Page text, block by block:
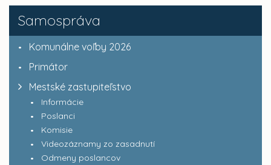
Samospráva
Komunálne voľby 2026
Primátor
Mestské zastupiteľstvo
Informácie
Poslanci
Komisie
Videozáznamy zo zasadnutí
Odmeny poslancov